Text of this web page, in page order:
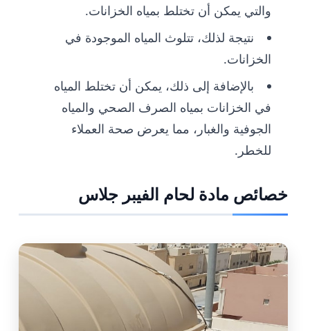
والتي يمكن أن تختلط بمياه الخزانات.
نتيجة لذلك، تتلوث المياه الموجودة في
الخزانات.
بالإضافة إلى ذلك، يمكن أن تختلط المياه
في الخزانات بمياه الصرف الصحي والمياه
الجوفية والغبار، مما يعرض صحة العملاء
للخطر.
خصائص مادة لحام الفيبر جلاس